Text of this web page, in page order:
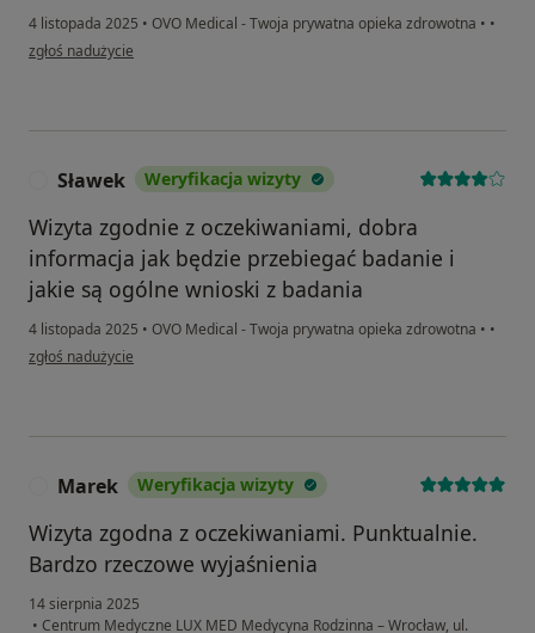
4 listopada 2025 • OVO Medical - Twoja prywatna opieka zdrowotna • •
w opinii użytkownika Alicja
zgłoś nadużycie
Sławek Weryfikacja wizyty
Wizyta zgodnie z oczekiwaniami, dobra
informacja jak będzie przebiegać badanie i
jakie są ogólne wnioski z badania
4 listopada 2025 • OVO Medical - Twoja prywatna opieka zdrowotna • •
w opinii użytkownika Sławek
zgłoś nadużycie
Marek Weryfikacja wizyty
Wizyta zgodna z oczekiwaniami. Punktualnie.
Bardzo rzeczowe wyjaśnienia
14 sierpnia 2025
• Centrum Medyczne LUX MED Medycyna Rodzinna – Wrocław, ul.